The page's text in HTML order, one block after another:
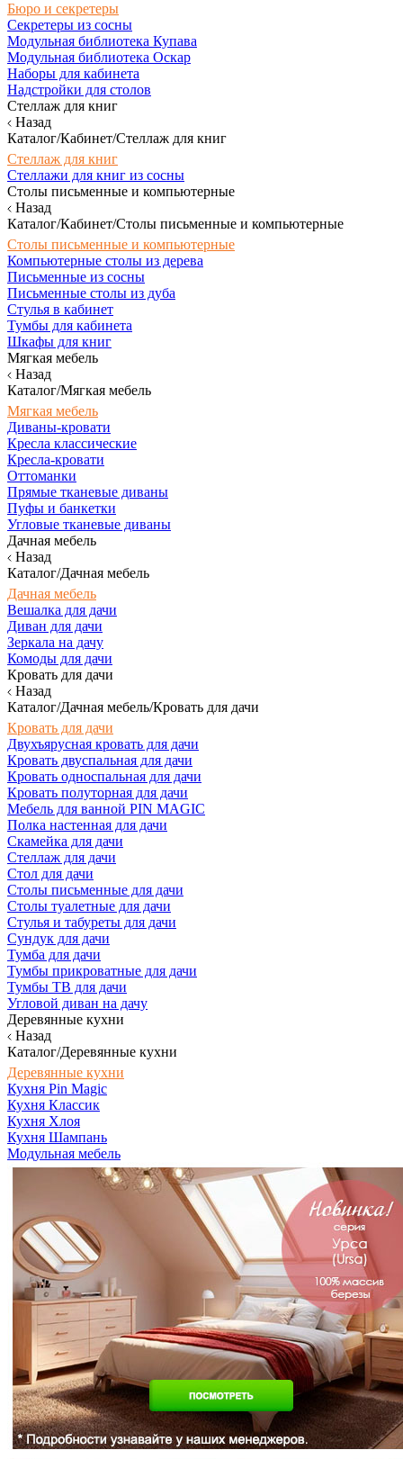
Бюро и секретеры
Секретеры из сосны
Модульная библиотека Купава
Модульная библиотека Оскар
Наборы для кабинета
Надстройки для столов
Стеллаж для книг
Назад
Каталог/Кабинет/Стеллаж для книг
Стеллаж для книг
Стеллажи для книг из сосны
Столы письменные и компьютерные
Назад
Каталог/Кабинет/Столы письменные и компьютерные
Столы письменные и компьютерные
Компьютерные столы из дерева
Письменные из сосны
Письменные столы из дуба
Стулья в кабинет
Тумбы для кабинета
Шкафы для книг
Мягкая мебель
Назад
Каталог/Мягкая мебель
Мягкая мебель
Диваны-кровати
Кресла классические
Кресла-кровати
Оттоманки
Прямые тканевые диваны
Пуфы и банкетки
Угловые тканевые диваны
Дачная мебель
Назад
Каталог/Дачная мебель
Дачная мебель
Вешалка для дачи
Диван для дачи
Зеркала на дачу
Комоды для дачи
Кровать для дачи
Назад
Каталог/Дачная мебель/Кровать для дачи
Кровать для дачи
Двухъярусная кровать для дачи
Кровать двуспальная для дачи
Кровать односпальная для дачи
Кровать полуторная для дачи
Мебель для ванной PIN MAGIC
Полка настенная для дачи
Скамейка для дачи
Стеллаж для дачи
Стол для дачи
Столы письменные для дачи
Столы туалетные для дачи
Стулья и табуреты для дачи
Сундук для дачи
Тумба для дачи
Тумбы прикроватные для дачи
Тумбы ТВ для дачи
Угловой диван на дачу
Деревянные кухни
Назад
Каталог/Деревянные кухни
Деревянные кухни
Кухня Pin Magic
Кухня Классик
Кухня Хлоя
Кухня Шампань
Модульная мебель